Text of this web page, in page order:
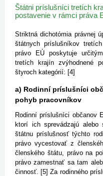
Štátni príslušníci tretích
postavenie v rámci práva
Striktná dichotómia právnej
štátnych príslušníkov
právo EÚ poskytuje
tretích krajín zvýhodnené
štyroch kategórií: [4]
a) Rodinní príslušníci
pohyb pracovníkov
Rodinní príslušníci občanov
ktorí ich sprevádzajú
štátnu príslušnosť týchto
právo vycestovať z
členského štátu, právo na
právo zamestnať sa tam
činnosť. [5] Za rodinného